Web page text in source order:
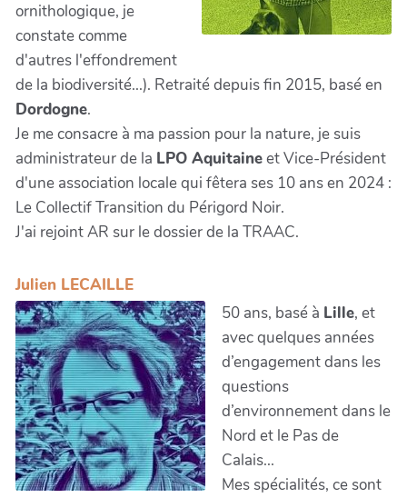
ornithologique, je
constate comme
d'autres l'effondrement
de la biodiversité...). Retraité depuis fin 2015, basé en
Dordogne.
Je me consacre à ma passion pour la nature, je suis
administrateur de la LPO Aquitaineet Vice-Président
d'une association locale qui fêtera ses 10 ans en 2024 :
Le Collectif Transition du Périgord Noir.
J'ai rejoint AR sur le dossier de la TRAAC.
Julien LECAILLE
50 ans, basé à Lille, et
avec quelques années
d’engagement dans les
questions
d’environnement dans le
Nord et le Pas de
Calais...
Mes spécialités, ce sont